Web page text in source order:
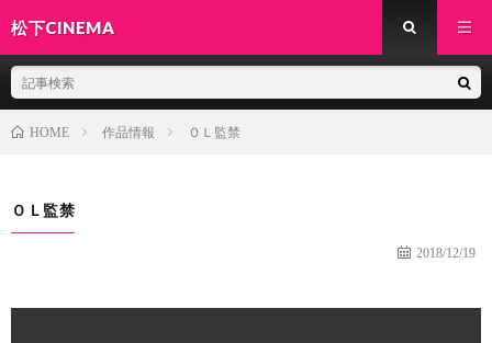
松下CINEMA
HOME 作品情報 ＯＬ監禁
ＯＬ監禁
2018/12/19